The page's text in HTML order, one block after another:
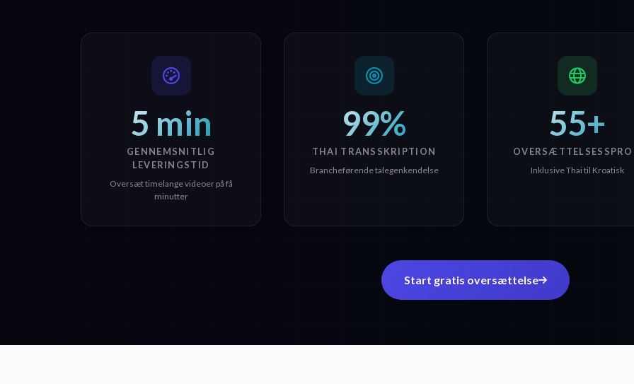
5 min
GENNEMSNITLIG
LEVERINGSTID
Oversæt timelange videoer på få
minutter
99%
THAI TRANSSKRIPTION
Brancheførende talegenkendelse
55+
Inklusive Thai til Kroatisk
Start gratis oversættelse